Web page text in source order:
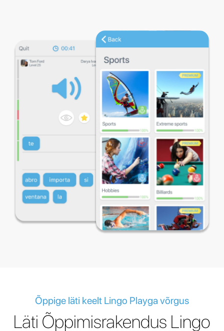
Õppige läti keelt Lingo Playga võrgus
Läti Õppimisrakendus Lingo